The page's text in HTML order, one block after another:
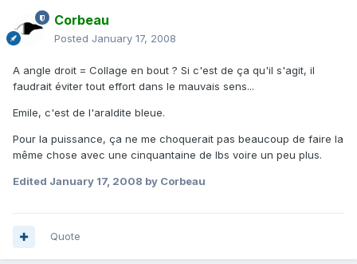
Corbeau
Posted January 17, 2008
A angle droit = Collage en bout ? Si c'est de ça qu'il s'agit, il
faudrait éviter tout effort dans le mauvais sens...
Emile, c'est de l'araldite bleue.
Pour la puissance, ça ne me choquerait pas beaucoup de faire la
même chose avec une cinquantaine de lbs voire un peu plus.
Edited January 17, 2008 by Corbeau
Quote